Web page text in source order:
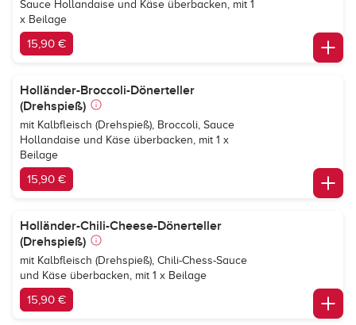
Sauce Hollandaise und Käse überbacken, mit 1
x Beilage
15,90 €
Holländer-Broccoli-Dönerteller
(Drehspieß)
mit Kalbfleisch (Drehspieß), Broccoli, Sauce
Hollandaise und Käse überbacken, mit 1 x
Beilage
15,90 €
Holländer-Chili-Cheese-Dönerteller
(Drehspieß)
mit Kalbfleisch (Drehspieß), Chili-Chess-Sauce
und Käse überbacken, mit 1 x Beilage
15,90 €